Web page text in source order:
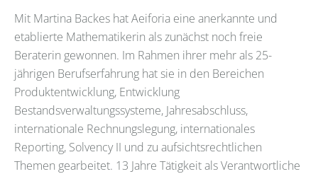
Mit Martina Backes hat Aeiforia eine anerkannte und
etablierte Mathematikerin als zunächst noch freie
Beraterin gewonnen. Im Rahmen ihrer mehr als 25-
jährigen Berufserfahrung hat sie in den Bereichen
Produktentwicklung, Entwicklung
Bestandsverwaltungssysteme, Jahresabschluss,
internationale Rechnungslegung, internationales
Reporting, Solvency II und zu aufsichtsrechtlichen
Themen gearbeitet. 13 Jahre Tätigkeit als Verantwortliche